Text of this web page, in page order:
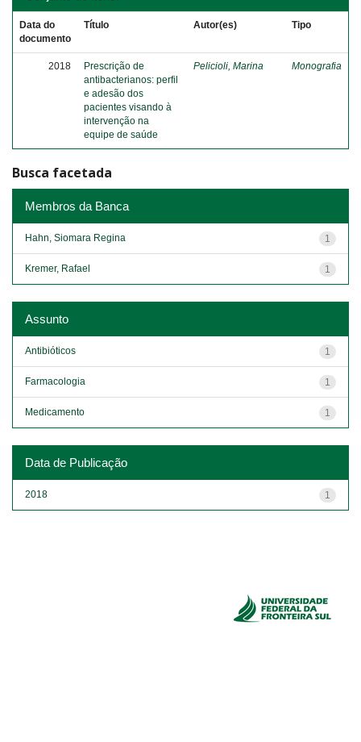
Data do
documento
Título Autor(es) Tipo
2018
Prescrição de
antibacterianos: perfil
e adesão dos
pacientes visando à
intervenção na
equipe de saúde
Pelicioli, Marina Monografia
Busca facetada
Membros da Banca
1
Hahn, Siomara Regina
1
Kremer, Rafael
Assunto
1
Antibióticos
1
Farmacologia
1
Medicamento
Data de Publicação
1
2018